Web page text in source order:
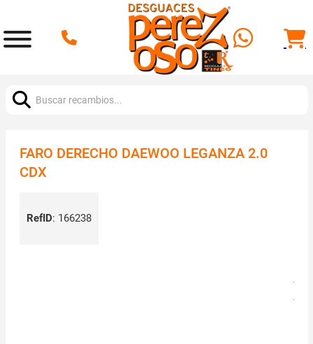
FARO DERECHO DAEWOO LEGANZA 2.0
CDX
RefID: 166238